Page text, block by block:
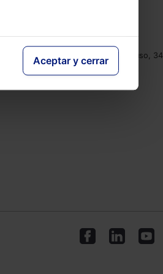
Aceptar y cerrar
Monasterios de Suso y Yuso, 34